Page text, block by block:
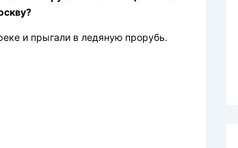
и прыгали в ледяную прорубь.